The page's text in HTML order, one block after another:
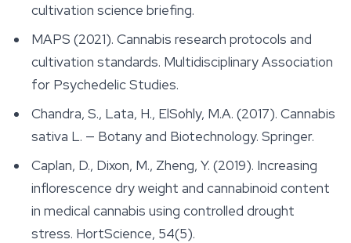
cultivation science briefing.
MAPS (2021). Cannabis research protocols and
cultivation standards. Multidisciplinary Association
for Psychedelic Studies.
Chandra, S., Lata, H., ElSohly, M.A. (2017). Cannabis
sativa L. — Botany and Biotechnology. Springer.
Caplan, D., Dixon, M., Zheng, Y. (2019). Increasing
inflorescence dry weight and cannabinoid content
in medical cannabis using controlled drought
stress. HortScience, 54(5).